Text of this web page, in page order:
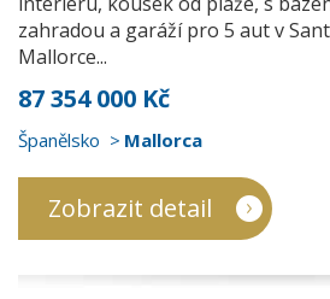
zahradou a garáží pro 5 aut v
Mallorce...
87 354 000 Kč
Španělsko Mallorca
Zobrazit detail